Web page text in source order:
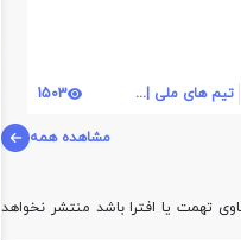
تیم های ملی | روابط عمومی 1503
مشاهده همه
تهمت یا افترا باشد منتشر نخواهد